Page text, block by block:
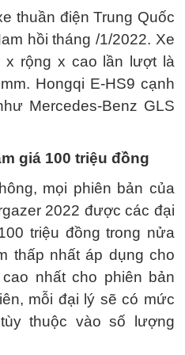
thuần điện Trung Quốc
hồi tháng /1/2022. Xe
rộng x cao lần lượt là
Hongqi E-HS9 cạnh
Mercedes-Benz GLS
giá 100 triệu đồng
mọi phiên bản của
2022 được các đại
triệu đồng trong nửa
thấp nhất áp dụng cho
nhất cho phiên bản
mỗi đại lý sẽ có mức
thuộc vào số lượng